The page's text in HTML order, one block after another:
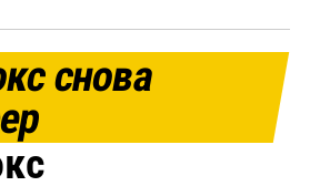
снова